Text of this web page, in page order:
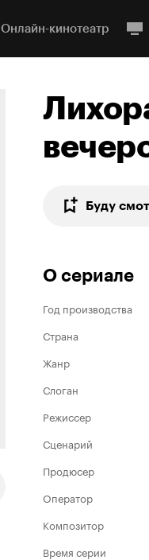
Онлайн-кинотеатр
Буду
О сериале
Год производства
Страна
Жанр
Слоган
Режиссер
Сценарий
Продюсер
Оператор
Композитор
Время серии